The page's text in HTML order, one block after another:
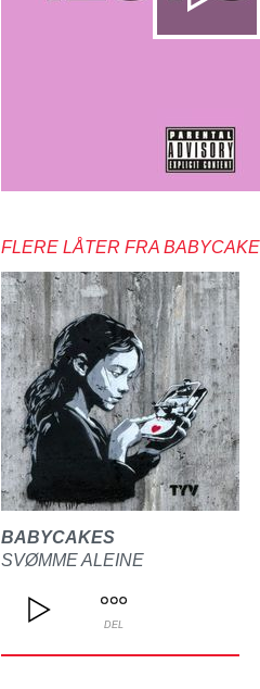
FLERE LÅTER FRA
BABYCAKES
SVØMME ALEINE
DEL